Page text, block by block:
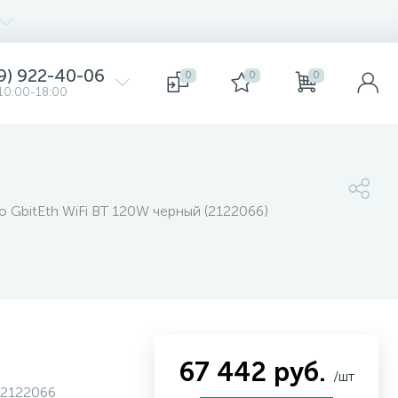
922-40-06
18:00
0 0 0
WiFi BT 120W черный (2122066)
2122066
67 442 руб. /шт